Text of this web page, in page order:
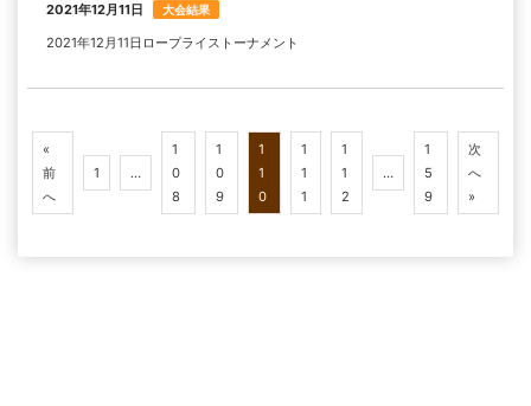
2021年12月11日 大会結果
2021年12月11日ロープライストーナメント
«
前
へ
1 …
1
0
8
1
0
9
1
1
0
1
1
1
1
1
2
…
1
5
9
次
へ
»